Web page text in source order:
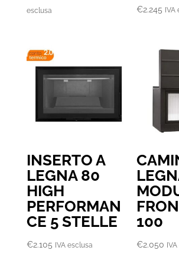
a
esclusa
€2.245 IVA
INSERTO A
LEGNA 80
HIGH
PERFORMAN
CE 5 STELLE
€2.105 IVA esclusa
100
€2.050